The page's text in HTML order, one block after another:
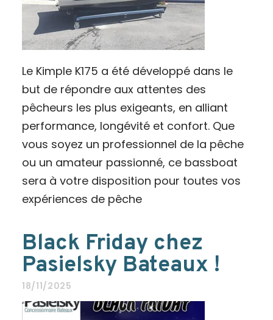
Le Kimple K175 a été développé dans le
but de répondre aux attentes des
pêcheurs les plus exigeants, en alliant
performance, longévité et confort. Que
vous soyez un professionnel de la pêche
ou un amateur passionné, ce bassboat
sera à votre disposition pour toutes vos
expériences de pêche
Black Friday chez
Pasielsky Bateaux !
18/11/2025